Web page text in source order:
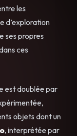
les
d’exploration
ses propres
ces
est doublée par
objets dont un
, interprétée par